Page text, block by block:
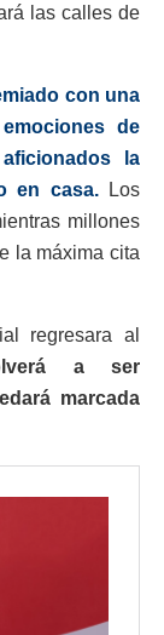
las calles de
con una
de
la
en casa.Los
millones
la máxima cita
regresara al
a ser
marcada